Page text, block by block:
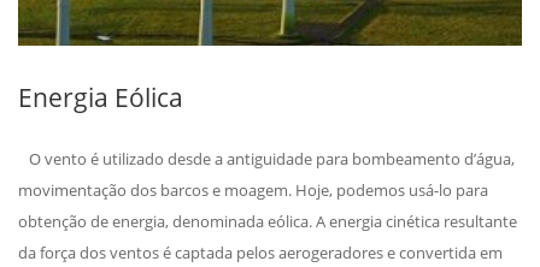
Energia Eólica
O vento é utilizado desde a antiguidade para bombeamento d’água,
movimentação dos barcos e moagem. Hoje, podemos usá-lo para
obtenção de energia, denominada eólica. A energia cinética resultante
da força dos ventos é captada pelos aerogeradores e convertida em